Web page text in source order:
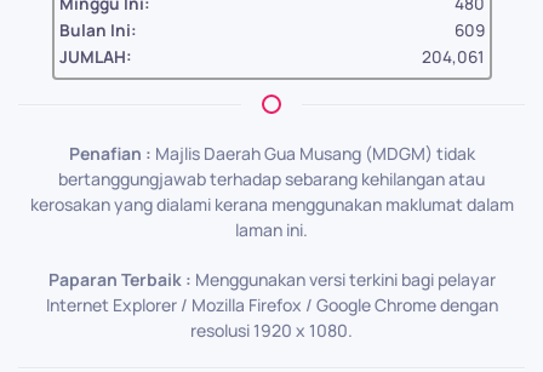
Bulan Ini:
609
JUMLAH:
204,061
Penafian : Majlis Daerah Gua Musang (MDGM) tidak
bertanggungjawab terhadap sebarang kehilangan atau
kerosakan yang dialami kerana menggunakan maklumat dalam
laman ini.
Paparan Terbaik : Menggunakan versi terkini bagi pelayar
Internet Explorer / Mozilla Firefox / Google Chrome dengan
resolusi 1920 x 1080.